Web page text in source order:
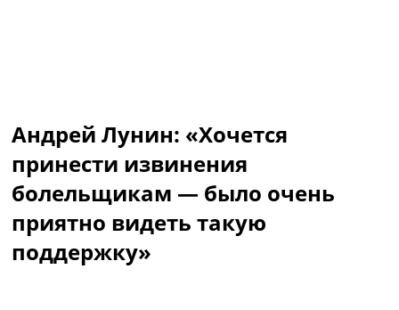
Англия. Премьер Лига
Испания. Ла Лига
Другие Турниры >>>
Таблицы
Украина. Премьер-Лига
Украина. Первая Лига
Лига Чемпионов. Таблицы групп
Андрей Лунин: «Хочется
принести извинения
болельщикам — было очень
приятно видеть такую ​​
поддержку»